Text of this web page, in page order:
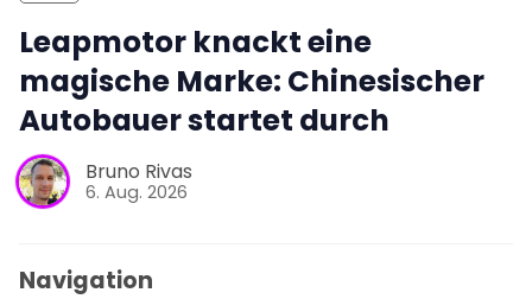
Leapmotor knackt eine
magische Marke: Chinesischer
Autobauer startet durch
Bruno Rivas
6. Aug. 2026
Navigation